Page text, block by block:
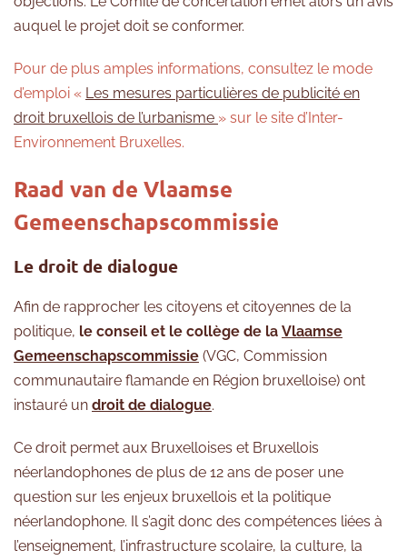
auquel le projet doit se conformer.
Pour de plus amples informations, consultez le mode
d’emploi « Les mesures particulières de publicité en
droit bruxellois de l’urbanisme » sur le site d’Inter-
Environnement Bruxelles.
Raad van de Vlaamse
Gemeenschapscommissie
Le droit de dialogue
Afin de rapprocher les citoyens et citoyennes de la
politique, le conseil et le collège de la Vlaamse
Gemeenschapscommissie (VGC, Commission
communautaire flamande en Région bruxelloise) ont
instauré un droit de dialogue.
Ce droit permet aux Bruxelloises et Bruxellois
néerlandophones de plus de 12 ans de poser une
question sur les enjeux bruxellois et la politique
néerlandophone. Il s’agit donc des compétences liées à
l’enseignement, l’infrastructure scolaire, la culture, la